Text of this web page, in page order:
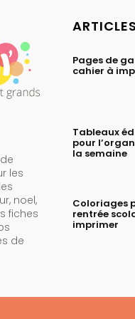
les
noel,
fiches
de
Pages de
cahier à
Tableaux
pour
la semaine
Coloriages
rentrée
imprimer